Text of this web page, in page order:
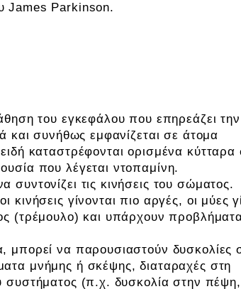
James Parkinson.
του εγκεφάλου που επηρεάζει
και συνήθως εμφανίζεται σε άτομα
καταστρέφονται ορισμένα κύτταρα
που λέγεται ντοπαμίνη.
τις κινήσεις του σώματος.
γίνονται πιο αργές, οι μύες
(τρέμουλο) και υπάρχουν
μπορεί να παρουσιαστούν δυσκολίες
μνήμης ή σκέψης, διαταραχές στη
συστήματος (π.χ. δυσκολία στην